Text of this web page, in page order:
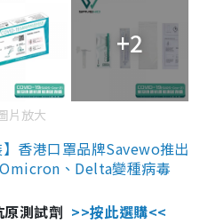
+2
片放大
香港口罩品牌Savewo推出
、Delta變種病毒
測試劑 >>按此選購<<